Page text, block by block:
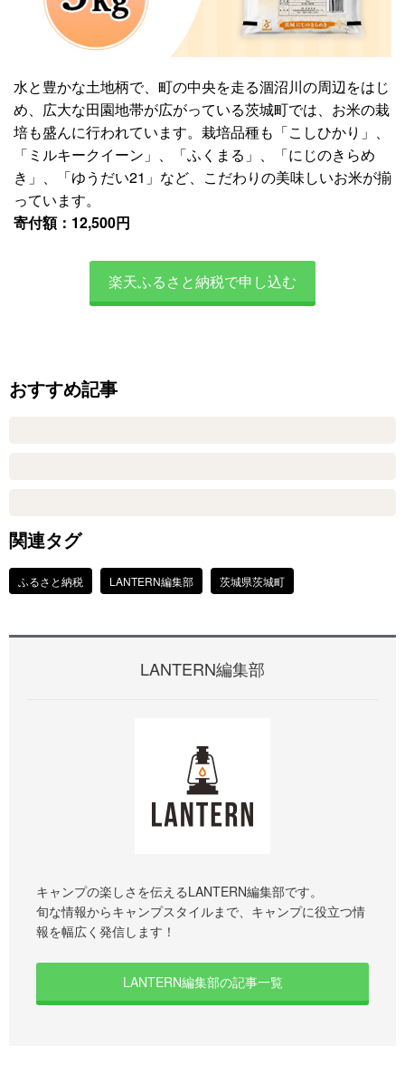
水と豊かな土地柄で、町の中央を走る涸沼川の周辺をはじ
め、広大な田園地帯が広がっている茨城町では、お米の栽
培も盛んに行われています。栽培品種も「こしひかり」、
「ミルキークイーン」、「ふくまる」、「にじのきらめ
き」、「ゆうだい21」など、こだわりの美味しいお米が揃
っています。
寄付額：12,500円
楽天ふるさと納税で申し込む
おすすめ記事
関連タグ
ふるさと納税 LANTERN編集部 茨城県茨城町
LANTERN編集部
キャンプの楽しさを伝えるLANTERN編集部です。
旬な情報からキャンプスタイルまで、キャンプに役立つ情
報を幅広く発信します！
LANTERN編集部の記事一覧